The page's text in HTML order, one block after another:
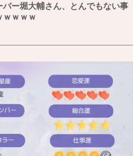
バー堀大輔さん、とんでもない事
ｗｗｗｗ